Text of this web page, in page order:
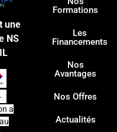
une
NS
a
Formations
Les
Financements
Nos
Avantages
Nos Offres
Actualités